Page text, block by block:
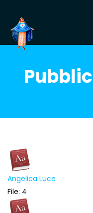
Angelica Luce
File: 4